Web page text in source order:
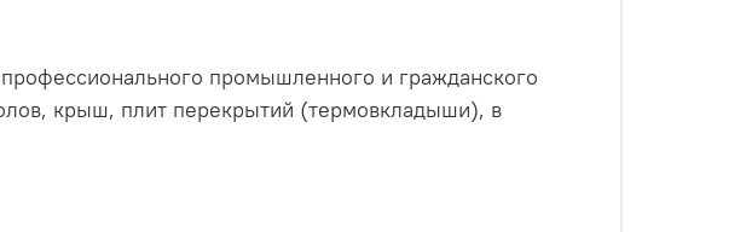
промышленного и гражданского
крыш, плит перекрытий (термовкладыши), в